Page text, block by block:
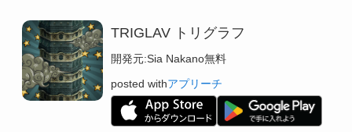
TRIGLAV トリグラフ
開発元:Sia Nakano無料
posted withアプリーチ